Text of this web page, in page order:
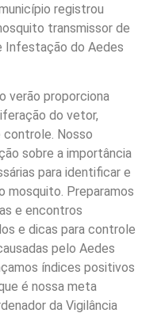
registrou
transmissor de
Infestação do Aedes
verão proporciona
do vetor,
controle. Nosso
sobre a importância
para identificar e
mosquito. Preparamos
e encontros
e dicas para controle
pelo Aedes
índices positivos
é nossa meta
da Vigilância